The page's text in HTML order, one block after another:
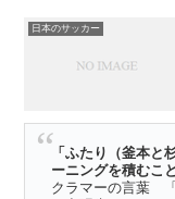
ちょっとした騒ぎだっ
親友が、たまたまそ
日本のサッカー
「ふたり（釜本と
ーニングを積むこ
クラマーの言葉